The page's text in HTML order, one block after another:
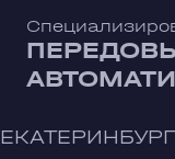
ЕКАТЕРИНБУРГ